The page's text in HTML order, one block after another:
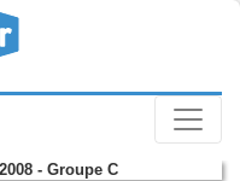
- Groupe C